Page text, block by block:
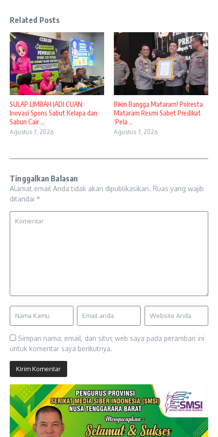
Related Posts
SULAP LIMBAH JADI CUAN:
Inovasi Spons Sabut Kelapa dan
Sabun Cair ...
Agustus 7, 2026
Bikin Bangga Mataram! Polresta
Mataram Resmi Sabet Predikat
‘Pela ...
Agustus 7, 2026
Tinggalkan Balasan
Alamat email Anda tidak akan dipublikasikan. Ruas yang wajib
ditandai *
Simpan nama, email, dan situs web saya pada peramban ini
untuk komentar saya berikutnya.